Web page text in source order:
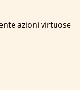
azioni virtuose